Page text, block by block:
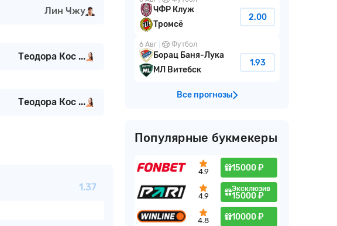
Лин Чжу
Теодора Кос ...
Теодора Кос ...
1.37
ЧФР Клуж
Тромсё
2.00
6 Авг Футбол
Борац Баня-Лука
МЛ Витебск
1.93
Все прогнозы
Популярные букмекеры
4.9 15000 ₽
4.9
Эксклюзив
15000 ₽
4.8 10000 ₽